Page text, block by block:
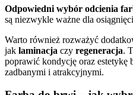
Odpowiedni wybór odcienia
są niezwykle ważne dla
Warto również rozważyć
jak laminacja czy regeneracja.
poprawić kondycję oraz estetykę
zadbanymi i atrakcyjnymi.